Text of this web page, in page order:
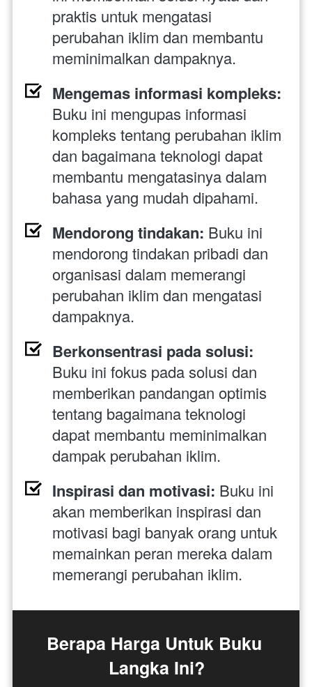
praktis untuk mengatasi
perubahan iklim dan membantu
meminimalkan dampaknya.
Mengemas informasi kompleks:
Buku ini mengupas informasi
kompleks tentang perubahan iklim
dan bagaimana teknologi dapat
membantu mengatasinya dalam
bahasa yang mudah dipahami.
Mendorong tindakan: Buku ini
mendorong tindakan pribadi dan
organisasi dalam memerangi
perubahan iklim dan mengatasi
dampaknya.
Berkonsentrasi pada solusi:
Buku ini fokus pada solusi dan
memberikan pandangan optimis
tentang bagaimana teknologi
dapat membantu meminimalkan
dampak perubahan iklim.
Inspirasi dan motivasi: Buku ini
akan memberikan inspirasi dan
motivasi bagi banyak orang untuk
memainkan peran mereka dalam
memerangi perubahan iklim.
Berapa Harga Untuk Buku
Langka Ini?